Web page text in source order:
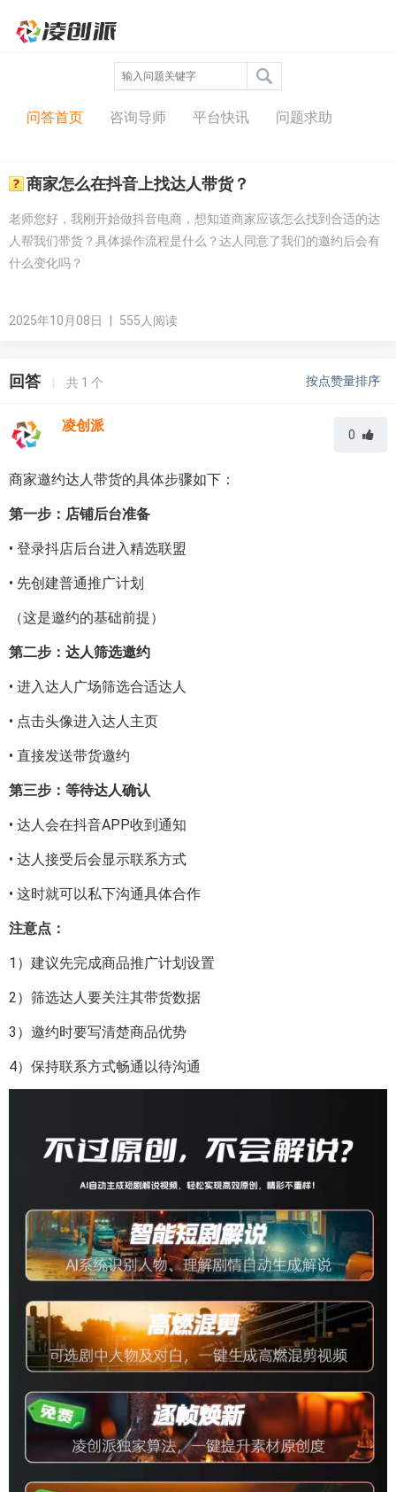
问答中心
问答首页 咨询导师 平台快讯 问题求助
商家怎么在抖音上找达人带货？
老师您好，我刚开始做抖音电商，想知道商家应该怎么找到合适的达
人帮我们带货？具体操作流程是什么？达人同意了我们的邀约后会有
什么变化吗？
2025年10月08日 555人阅读
回答 | 共 1 个 按点赞量排序
凌创派
0
商家邀约达人带货的具体步骤如下：
第一步：店铺后台准备
• 登录抖店后台进入精选联盟
• 先创建普通推广计划
（这是邀约的基础前提）
第二步：达人筛选邀约
• 进入达人广场筛选合适达人
• 点击头像进入达人主页
• 直接发送带货邀约
第三步：等待达人确认
• 达人会在抖音APP收到通知
• 达人接受后会显示联系方式
• 这时就可以私下沟通具体合作
注意点：
1）建议先完成商品推广计划设置
2）筛选达人要关注其带货数据
3）邀约时要写清楚商品优势
4）保持联系方式畅通以待沟通